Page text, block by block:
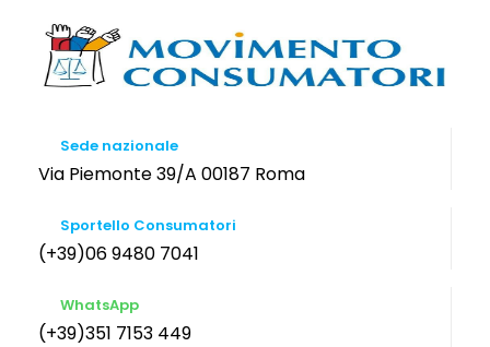
Sede nazionale
Via Piemonte 39/A 00187 Roma
Sportello Consumatori
(+39)06 9480 7041
WhatsApp
(+39)351 7153 449